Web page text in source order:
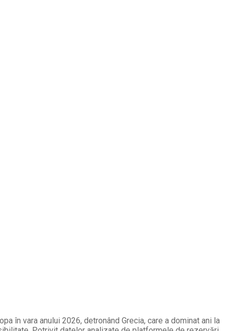
în vara anului 2026, detronând Grecia, care a dominat ani la